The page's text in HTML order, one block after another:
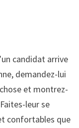
candidat arrive
demandez-lui
et montrez-
leur se
confortables que